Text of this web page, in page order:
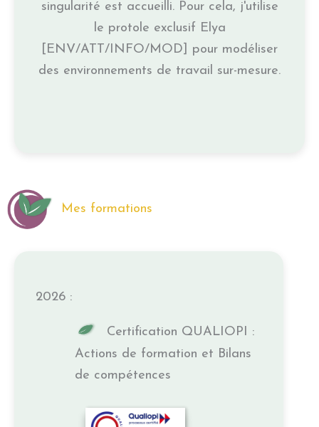
singularité est accueilli. Pour cela, j'utilise
le protole exclusif Elya
[ENV/ATT/INFO/MOD] pour modéliser
des environnements de travail sur-mesure.
Mes formations
2026 :
Certification QUALIOPI :
Actions de formation et Bilans
de compétences